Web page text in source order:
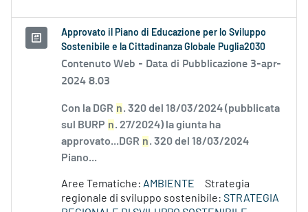
Approvato il Piano di Educazione per lo Sviluppo
Sostenibile e la Cittadinanza Globale Puglia2030
Contenuto Web - Data di Pubblicazione 3-apr-
2024 8.03
Con la DGR n. 320 del 18/03/2024 (pubblicata
sul BURP n. 27/2024) la giunta ha
approvato...DGR n. 320 del 18/03/2024
Piano...
Aree Tematiche: AMBIENTE
Strategia
regionale di sviluppo sostenibile: STRATEGIA